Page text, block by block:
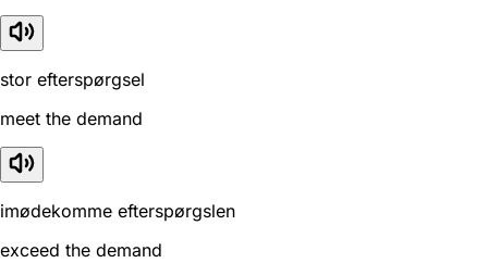
stor efterspørgsel
meet the demand
imødekomme efterspørgslen
exceed the demand